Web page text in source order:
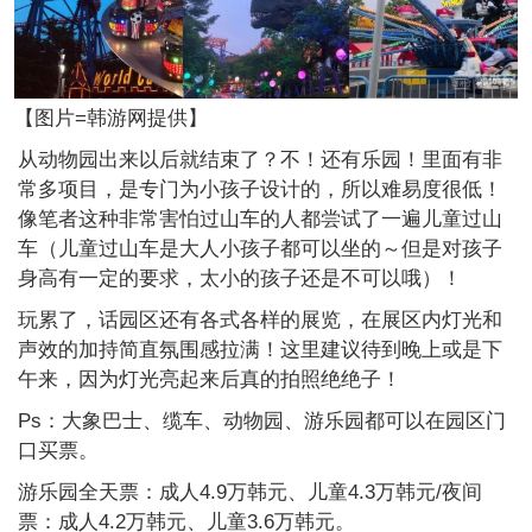
【图片=韩游网提供】
从动物园出来以后就结束了？不！还有乐园！里面有非
常多项目，是专门为小孩子设计的，所以难易度很低！
像笔者这种非常害怕过山车的人都尝试了一遍儿童过山
车（儿童过山车是大人小孩子都可以坐的～但是对孩子
身高有一定的要求，太小的孩子还是不可以哦）！
玩累了，话园区还有各式各样的展览，在展区内灯光和
声效的加持简直氛围感拉满！这里建议待到晚上或是下
午来，因为灯光亮起来后真的拍照绝绝子！
Ps：大象巴士、缆车、动物园、游乐园都可以在园区门
口买票。
游乐园全天票：成人4.9万韩元、儿童4.3万韩元/夜间
票：成人4.2万韩元、儿童3.6万韩元。